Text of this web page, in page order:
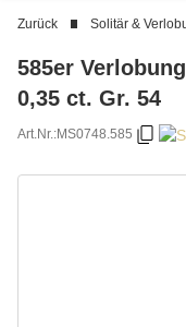
Zurück Solitär &
585er
0,35 ct. Gr. 54
Art.Nr.:MS0748.585